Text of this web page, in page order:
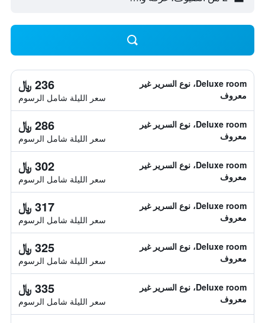
Deluxe room، نوع السرير غير
معروف
236 ﷼
سعر الليلة شامل الرسوم
Deluxe room، نوع السرير غير
معروف
286 ﷼
سعر الليلة شامل الرسوم
Deluxe room، نوع السرير غير
معروف
302 ﷼
سعر الليلة شامل الرسوم
Deluxe room، نوع السرير غير
معروف
317 ﷼
سعر الليلة شامل الرسوم
Deluxe room، نوع السرير غير
معروف
325 ﷼
سعر الليلة شامل الرسوم
Deluxe room، نوع السرير غير
معروف
335 ﷼
سعر الليلة شامل الرسوم